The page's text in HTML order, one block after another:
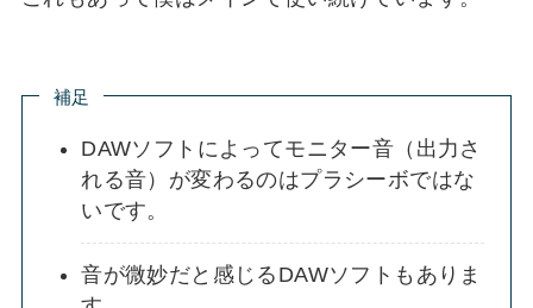
補足
DAWソフトによってモニター音（出力さ
れる音）が変わるのはプラシーボではな
いです。
音が微妙だと感じるDAWソフトもありま